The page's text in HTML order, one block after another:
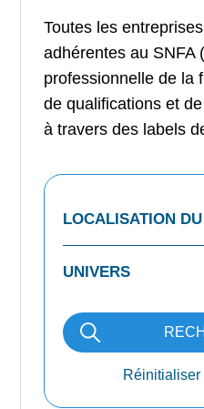
Toutes les
adhérentes au SNFA
professionnelle de la
de qualifications et
à travers des labels